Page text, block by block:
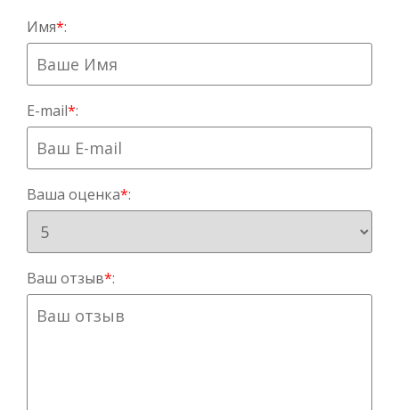
Имя*:
E-mail*:
Ваша оценка*:
Ваш отзыв*: